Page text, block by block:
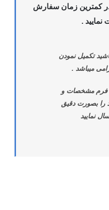
در کمترین زمان سفارش
نمایید .
تکمیل نمودن
میباشد .
فرم مشخصات و
را بصورت دقیق
نمایید